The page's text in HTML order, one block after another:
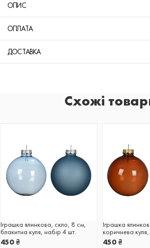
ОПИС
ОПЛАТА
ДОСТАВКА
Схожі
Іграшка ялинкова, скло, 8 см,
блакитна куля, набір 4 шт.
450 ₴
Іграшка
коричнева
450 ₴